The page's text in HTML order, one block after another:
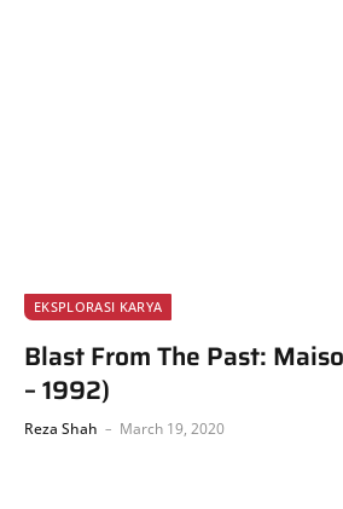
EKSPLORASI KARYA
Blast From The Past:
– 1992)
Reza Shah March 19, 2020